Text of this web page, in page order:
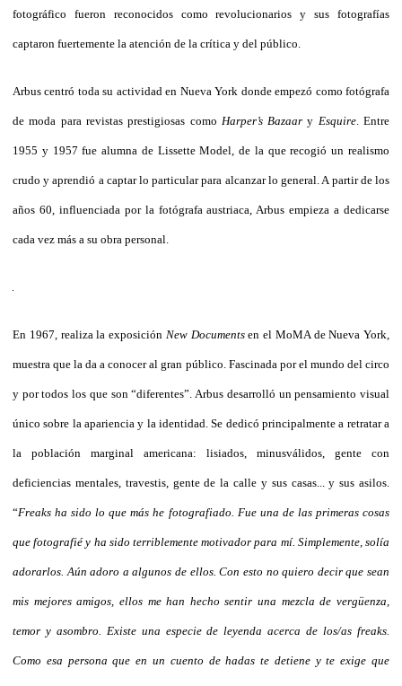
fotográfico fueron reconocidos como revolucionarios y sus fotografías
captaron fuertemente la atención de la crítica y del público.
Arbus centró toda su actividad en Nueva York donde empezó como fotógrafa
de moda para revistas prestigiosas como Harper’s Bazaar y Esquire. Entre
1955 y 1957 fue alumna de Lissette Model, de la que recogió un realismo
crudo y aprendió a captar lo particular para alcanzar lo general. A partir de los
años 60, influenciada por la fotógrafa austriaca, Arbus empieza a dedicarse
cada vez más a su obra personal.
En 1967, realiza la exposición New Documentsen el MoMA de Nueva York,
muestra que la da a conocer al gran público. Fascinada por el mundo del circo
y por todos los que son “diferentes”. Arbus desarrolló un pensamiento visual
único sobre la apariencia y la identidad. Se dedicó principalmente a retratar a
la población marginal americana: lisiados, minusválidos, gente con
deficiencias mentales, travestis, gente de la calle y sus casas... y sus asilos.
“Freaks ha sido lo que más he fotografiado. Fue una de las primeras cosas
que fotografié y ha sido terriblemente motivador para mí. Simplemente, solía
adorarlos. Aún adoro a algunos de ellos. Con esto no quiero decir que sean
mis mejores amigos, ellos me han hecho sentir una mezcla de vergüenza,
temor y asombro. Existe una especie de leyenda acerca de los/as freaks.
Como esa persona que en un cuento de hadas te detiene y te exige que